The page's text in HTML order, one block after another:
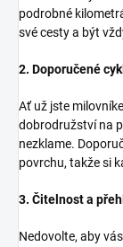
podrobné
své cesty a být
2. Doporučené
Ať už jste
dobrodružství na
nezklame.
povrchu, takže si
3. Čitelnost a
Nedovolte, aby